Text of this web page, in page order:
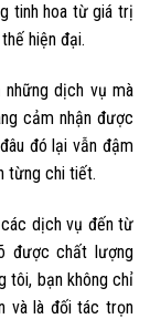
tinh hoa từ giá trị
hiện đại.
dịch vụ mà
cảm nhận được
đó lại vẫn đậm
từng chi tiết.
dịch vụ đến từ
được chất lượng
tôi, bạn không chỉ
và là đối tác trọn